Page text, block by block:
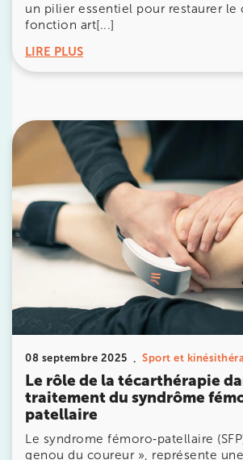
un pilier essentiel pour restaurer le
fonction art[...]
LIRE PLUS
08 septembre 2025 Sport et
Le rôle de la técarthérapie
traitement du syndrôme
patellaire
Le syndrome fémoro‑patellaire
genou du coureur », représente
Prenez RDV sur
Prenez RDV sur
10 Rue Roubo 75011 Paris
01 83 96 48 65
Prenez RDV sur
Prenez RDV sur
IK VANVES
5 Rue Monge 92170 Vanves
5 Rue Monge 92170 Vanves
01 46 44 33 92
Prenez RDV sur
IK SAINT-GERMAIN
199 Bd Saint-Germain 75007